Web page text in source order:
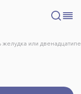
желудка или